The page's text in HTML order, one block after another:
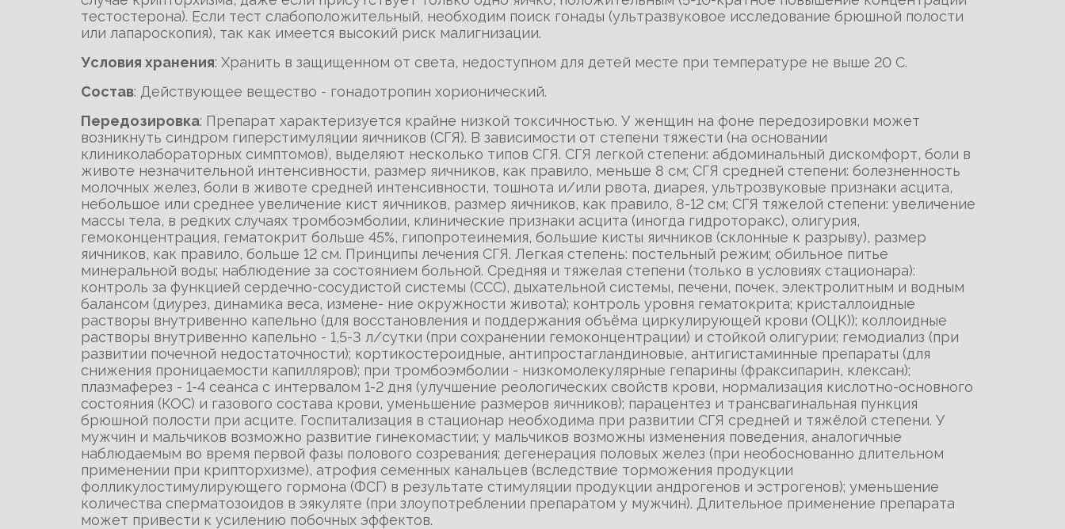
тестостерона). Если тест слабоположительный, необходим поиск гонады (ультразвуковое исследование брюшной полости
или лапароскопия), так как имеется высокий риск малигнизации.
Условия хранения: Хранить в защищенном от света, недоступном для детей месте при температуре не выше 20 С.
Состав: Действующее вещество - гонадотропин хорионический.
Передозировка: Препарат характеризуется крайне низкой токсичностью. У женщин на фоне передозировки может
возникнуть синдром гиперстимуляции яичников (СГЯ). В зависимости от степени тяжести (на основании
клиниколабораторных симптомов), выделяют несколько типов СГЯ. СГЯ легкой степени: абдоминальный дискомфорт, боли в
животе незначительной интенсивности, размер яичников, как правило, меньше 8 см; СГЯ средней степени: болезненность
молочных желез, боли в животе средней интенсивности, тошнота и/или рвота, диарея, ультрозвуковые признаки асцита,
небольшое или среднее увеличение кист яичников, размер яичников, как правило, 8-12 см; СГЯ тяжелой степени: увеличение
массы тела, в редких случаях тромбоэмболии, клинические признаки асцита (иногда гидроторакс), олигурия,
гемоконцентрация, гематокрит больше 45%, гипопротеинемия, большие кисты яичников (склонные к разрыву), размер
яичников, как правило, больше 12 см. Принципы лечения СГЯ. Легкая степень: постельный режим; обильное питье
минеральной воды; наблюдение за состоянием больной. Средняя и тяжелая степени (только в условиях стационара):
контроль за функцией сердечно-сосудистой системы (ССС), дыхательной системы, печени, почек, электролитным и водным
балансом (диурез, динамика веса, измене- ние окружности живота); контроль уровня гематокрита; кристаллоидные
растворы внутривенно капельно (для восстановления и поддержания объёма циркулирующей крови (ОЦК)); коллоидные
растворы внутривенно капельно - 1,5-3 л/сутки (при сохранении гемоконцентрации) и стойкой олигурии; гемодиализ (при
развитии почечной недостаточности); кортикостероидные, антипростагландиновые, антигистаминные препараты (для
снижения проницаемости капилляров); при тромбоэмболии - низкомолекулярные гепарины (фраксипарин, клексан);
плазмаферез - 1-4 сеанса с интервалом 1-2 дня (улучшение реологических свойств крови, нормализация кислотно-основного
состояния (КОС) и газового состава крови, уменьшение размеров яичников); парацентез и трансвагинальная пункция
брюшной полости при асците. Госпитализация в стационар необходима при развитии СГЯ средней и тяжёлой степени. У
мужчин и мальчиков возможно развитие гинекомастии; у мальчиков возможны изменения поведения, аналогичные
наблюдаемым во время первой фазы полового созревания; дегенерация половых желез (при необоснованно длительном
применении при крипторхизме), атрофия семенных канальцев (вследствие торможения продукции
фолликулостимулирующего гормона (ФСГ) в результате стимуляции продукции андрогенов и эстрогенов); уменьшение
количества сперматозоидов в эякуляте (при злоупотреблении препаратом у мужчин). Длительное применение препарата
может привести к усилению побочных эффектов.